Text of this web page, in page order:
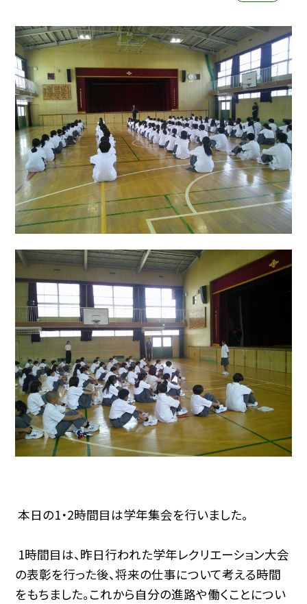
本日の1・2時間目は学年集会を行いました。
1時間目は、昨日行われた学年レクリエーション大会
の表彰を行った後、将来の仕事について考える時間
をもちました。これから自分の進路や働くことについ